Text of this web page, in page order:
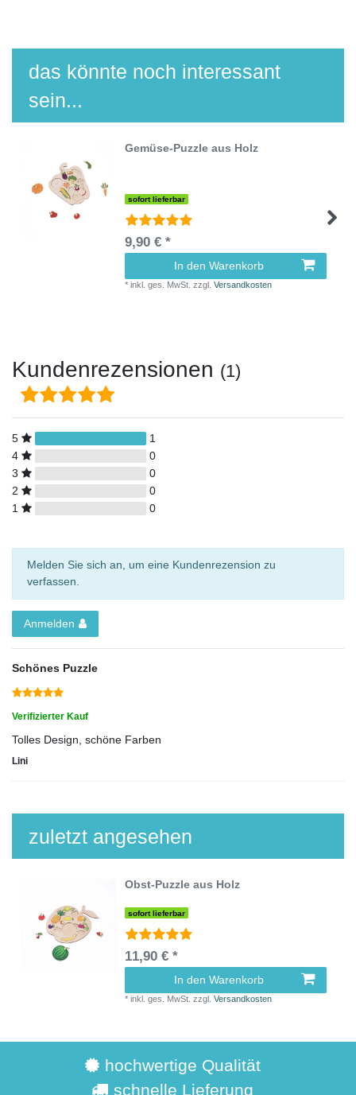
das könnte noch interessant
sein...
Gemüse-Puzzle aus Holz
sofort lieferbar
9,90 € *
In den Warenkorb
*inkl. ges. MwSt. zzgl.Versandkosten
Kundenrezensionen (1)
5
1
4
0
3
0
2
0
1
0
Melden Sie sich an, um eine Kundenrezension zu
verfassen.
Anmelden
Schönes Puzzle
Verifizierter Kauf
Tolles Design, schöne Farben
Lini
zuletzt angesehen
Obst-Puzzle aus Holz
sofort lieferbar
11,90 € *
In den Warenkorb
*inkl. ges. MwSt. zzgl.Versandkosten
hochwertige Qualität
schnelle Lieferung